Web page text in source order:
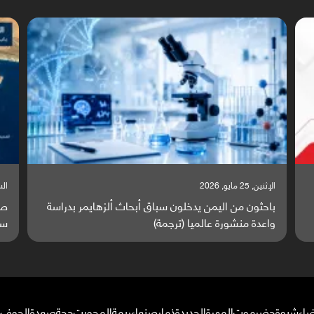
السبت, 23 مايو, 2026
صراع دولي يتصاعد قرب اليمن والبحر الأحمر يتحول إلى
ساحة مواجهة عالمية (ترجمة)